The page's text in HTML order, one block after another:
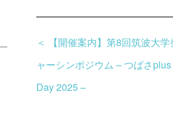
＜
【開催案内】第8回筑波大
ャーシンポジウム – つばさ
Day 2025 –